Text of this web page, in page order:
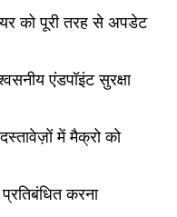
को पूरी तरह से अपडेट
एंडपॉइंट सुरक्षा
में मैक्रो को
करना